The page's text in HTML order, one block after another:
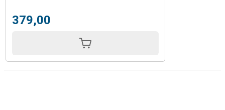
379,00